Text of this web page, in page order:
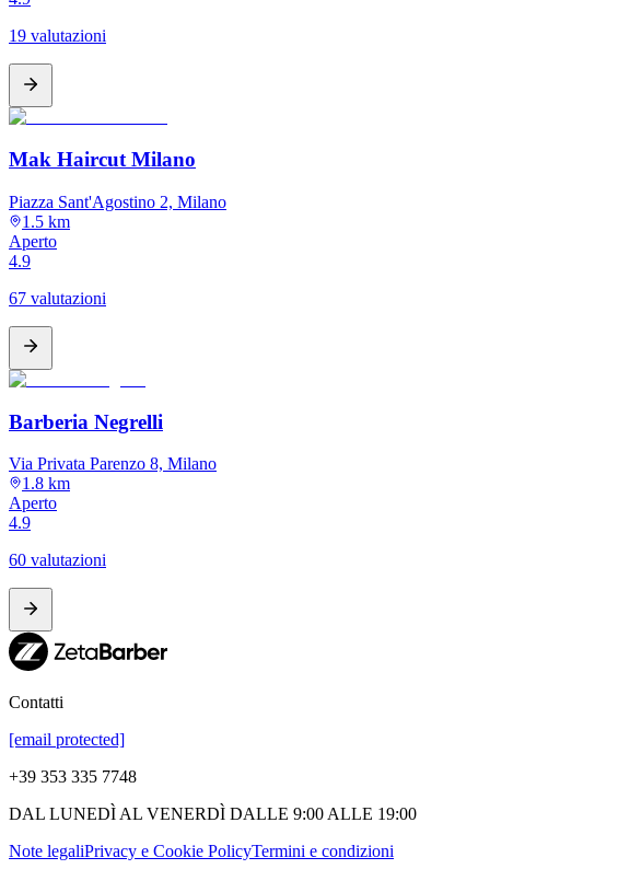
19 valutazioni
Mak Haircut Milano
Piazza Sant'Agostino 2, Milano
1.5 km
Aperto
4.9
67 valutazioni
Barberia Negrelli
Via Privata Parenzo 8, Milano
1.8 km
Aperto
4.9
60 valutazioni
Contatti
[email protected]
+39 353 335 7748
DAL LUNEDÌ AL VENERDÌ DALLE 9:00 ALLE 19:00
Note legaliPrivacy e Cookie PolicyTermini e condizioni